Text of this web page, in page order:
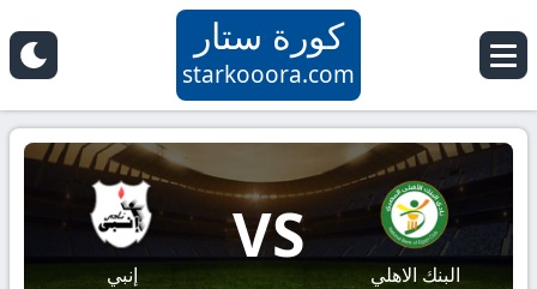
كورة ستار
starkooora.com
البنك الاهلي
VS
إنبي